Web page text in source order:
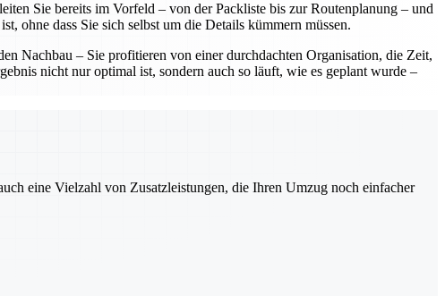
Sie bereits im Vorfeld – von der Packliste bis zur Routenplanung – und
ohne dass Sie sich selbst um die Details kümmern müssen.
Nachbau – Sie profitieren von einer durchdachten Organisation, die Zeit,
nicht nur optimal ist, sondern auch so läuft, wie es geplant wurde –
eine Vielzahl von Zusatzleistungen, die Ihren Umzug noch einfacher